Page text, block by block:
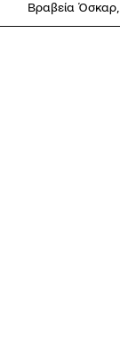
Βραβεία Όσκαρ,